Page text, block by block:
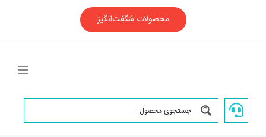
محصولات شگفت‌انگیز